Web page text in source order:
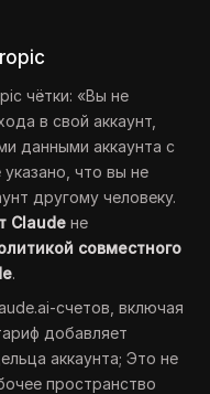
чётки: «Вы не
в свой аккаунт,
данными аккаунта с
что вы не
другому человеку.
Claude не
совместного
.
счетов, включая
добавляет
аккаунта; Это не
пространство